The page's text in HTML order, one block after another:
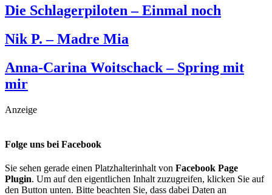
Die Schlagerpiloten – Einmal noch
Nik P. – Madre Mia
Anna-Carina Woitschack – Spring mit
mir
Anzeige
Folge uns bei Facebook
Sie sehen gerade einen Platzhalterinhalt von Facebook Page
Plugin. Um auf den eigentlichen Inhalt zuzugreifen, klicken Sie auf
den Button unten. Bitte beachten Sie, dass dabei Daten an